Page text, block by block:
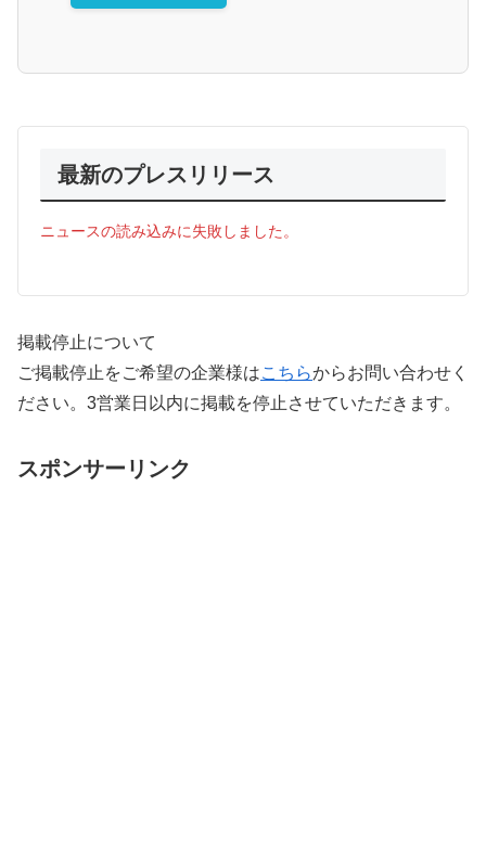
最新のプレスリリース
ニュースの読み込みに失敗しました。
掲載停止について
ご掲載停止をご希望の企業様はこちらからお問い合わせく
ださい。3営業日以内に掲載を停止させていただきます。
スポンサーリンク